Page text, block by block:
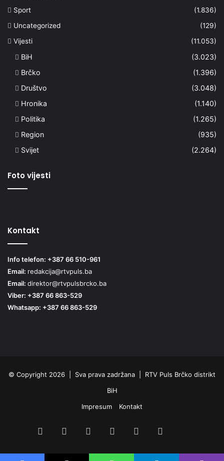
Sport
(1.836)
Uncategorized
(129)
Vijesti
(11.053)
BiH
(3.023)
Brčko
(1.396)
Društvo
(3.048)
Hronika
(1.140)
Politika
(1.265)
Region
(935)
Svijet
(2.264)
Foto vijesti
Kontakt
Info telefon: +387 66 510-961
Email: redakcija@rtvpuls.ba
Email: direktor@rtvpulsbrcko.ba
Viber: +387 66 863-529
Whatsapp: +387 66 863-529
© Copyright 2026 | Sva prava zadržana | RTV Puls Brčko distrikt
BiH
Impresum
Kontakt
Facebook PinterestYouTubeInstagram